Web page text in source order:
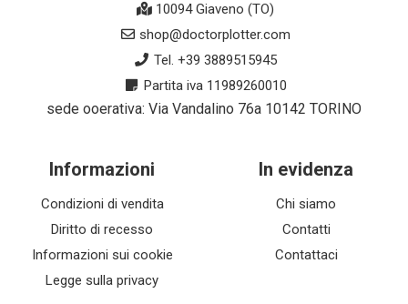
10094 Giaveno (TO)
shop@doctorplotter.com
Tel. +39 3889515945
Partita iva 11989260010
sede ooerativa: Via Vandalino 76a 10142 TORINO
Informazioni
Condizioni di vendita
Diritto di recesso
Informazioni sui cookie
Legge sulla privacy
In evidenza
Chi siamo
Contatti
Contattaci